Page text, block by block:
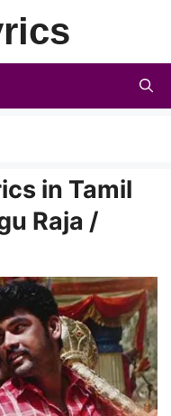
in Tamil
Raja /